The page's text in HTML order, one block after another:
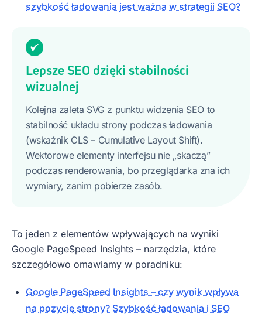
szybkość ładowania jest ważna w strategii SEO?
Lepsze SEO dzięki stabilności
wizualnej
Kolejna zaleta SVG z punktu widzenia SEO to
stabilność układu strony podczas ładowania
(wskaźnik CLS – Cumulative Layout Shift).
Wektorowe elementy interfejsu nie „skaczą”
podczas renderowania, bo przeglądarka zna ich
wymiary, zanim pobierze zasób.
To jeden z elementów wpływających na wyniki
Google PageSpeed Insights – narzędzia, które
szczegółowo omawiamy w poradniku:
Google PageSpeed Insights – czy wynik wpływa
na pozycję strony? Szybkość ładowania i SEO